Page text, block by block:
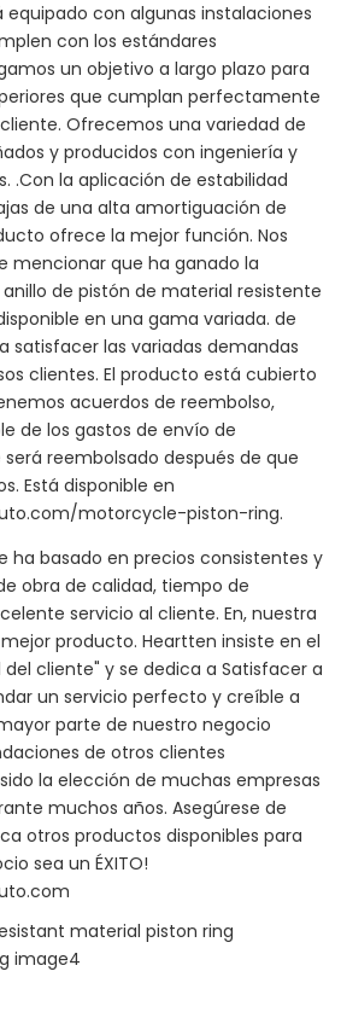
equipado con algunas instalaciones
con los estándares
un objetivo a largo plazo para
que cumplan perfectamente
Ofrecemos una variedad de
y producidos con ingeniería y
.Con la aplicación de estabilidad
de una alta amortiguación de
ofrece la mejor función. Nos
mencionar que ha ganado la
de pistón de material resistente
en una gama variada. de
satisfacer las variadas demandas
clientes. El producto está cubierto
acuerdos de reembolso,
de los gastos de envío de
será reembolsado después de que
Está disponible en
motorcycle-piston-ring.
ha basado en precios consistentes y
obra de calidad, tiempo de
servicio al cliente. En, nuestra
producto. Heartten insiste en el
cliente" y se dedica a Satisfacer a
un servicio perfecto y creíble a
parte de nuestro negocio
de otros clientes
la elección de muchas empresas
muchos años. Asegúrese de
otros productos disponibles para
sea un ÉXITO!